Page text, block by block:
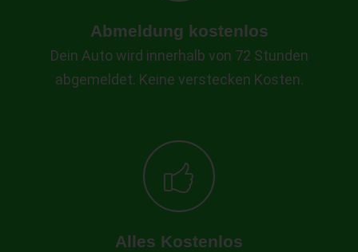
Abmeldung kostenlos
Dein Auto wird innerhalb von 72 Stunden
abgemeldet. Keine verstecken Kosten.
Alles Kostenlos